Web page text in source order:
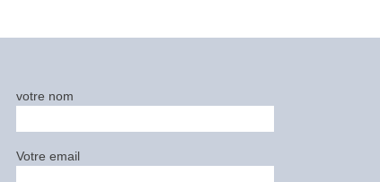
votre nom
Votre email